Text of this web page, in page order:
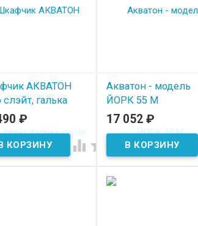
АКВАТОН
слэйт, галька
наличии
₽
 
Акватон - модель
ЙОРК 55 М
В наличии
17 052₽